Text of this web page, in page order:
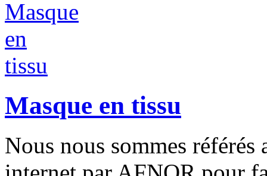
Masque en tissu
Nous nous sommes